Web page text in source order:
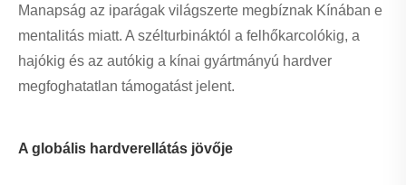
Manapság az iparágak világszerte megbíznak Kínában e
mentalitás miatt. A szélturbináktól a felhőkarcolókig, a
hajókig és az autókig a kínai gyártmányú hardver
megfoghatatlan támogatást jelent.
A globális hardverellátás jövője